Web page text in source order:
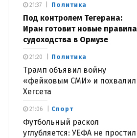
Политика
Под контролем Тегерана:
Иран готовит новые правила
судоходства в Ормузе
21:37
Политика
Трамп объявил войну
«фейковым СМИ» и похвалил
Хегсета
21:20
Спорт
Футбольный раскол
углубляется: УЕФА не простил
21:06